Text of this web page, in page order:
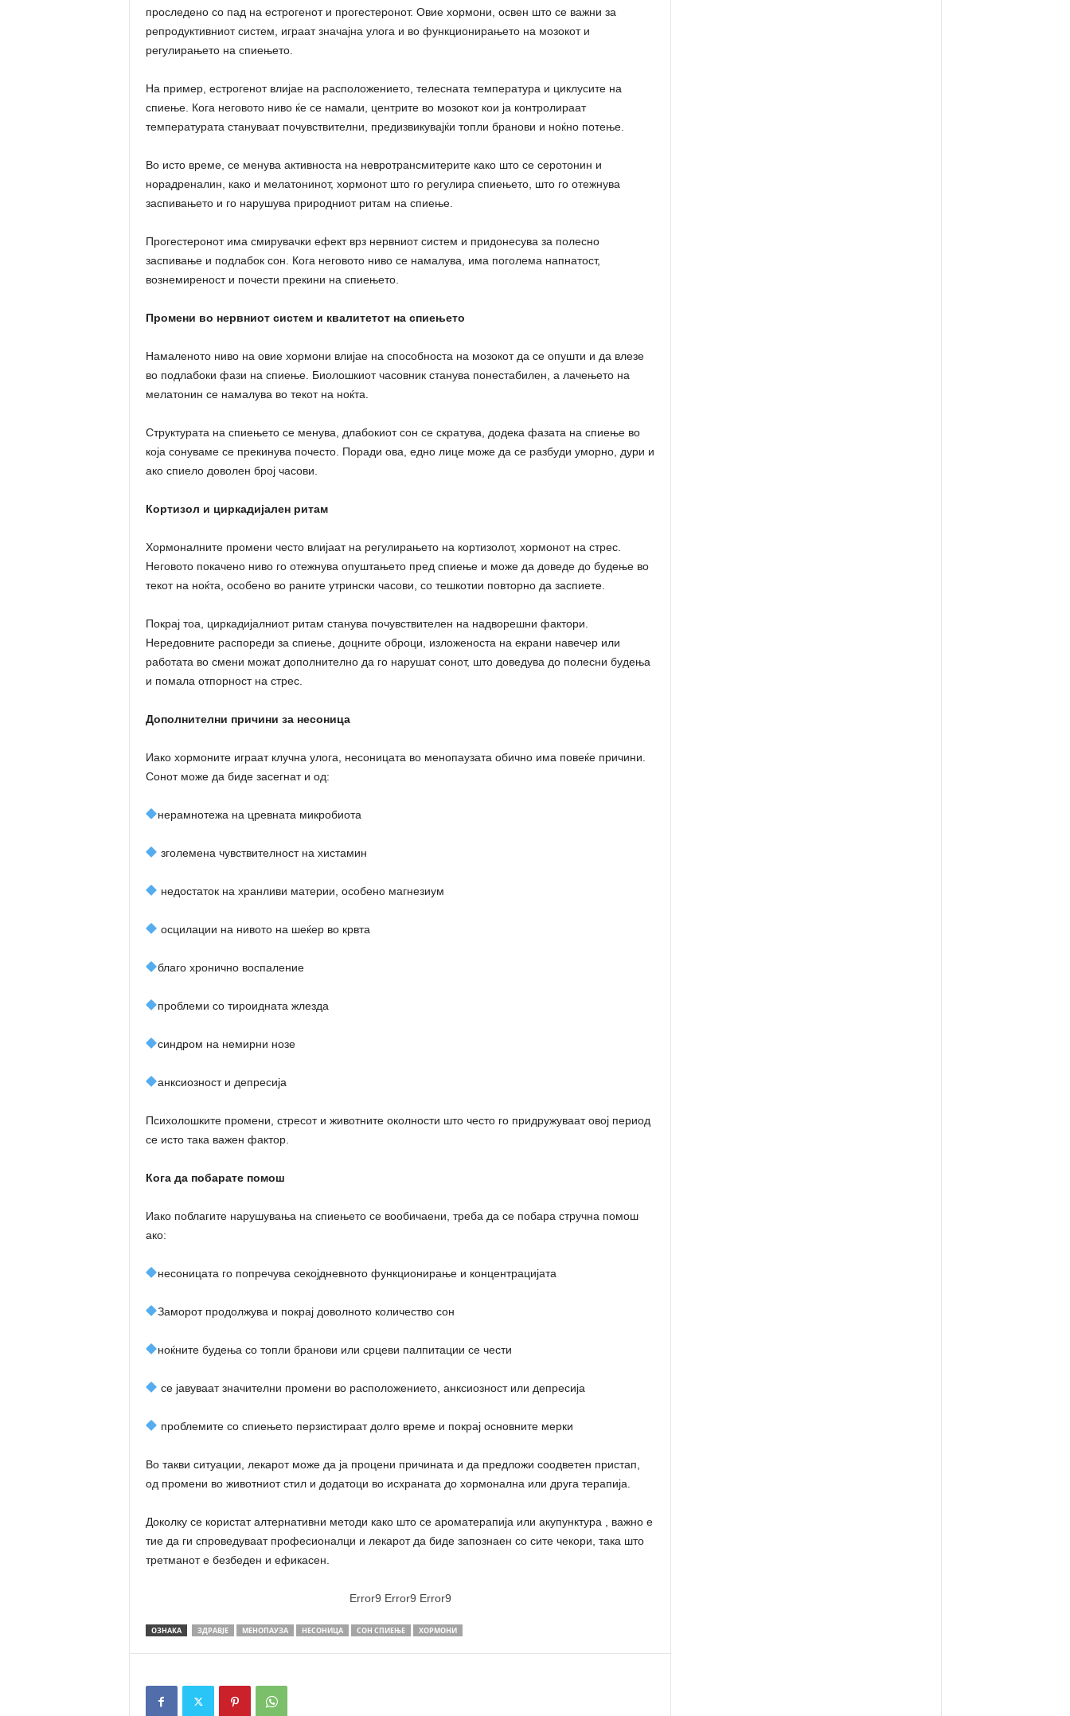
проследено со пад на естрогенот и прогестеронот. Овие хормони, освен што се важни за
репродуктивниот систем, играат значајна улога и во функционирањето на мозокот и
регулирањето на спиењето.
На пример, естрогенот влијае на расположението, телесната температура и циклусите на
спиење. Кога неговото ниво ќе се намали, центрите во мозокот кои ја контролираат
температурата стануваат почувствителни, предизвикувајќи топли бранови и ноќно потење.
Во исто време, се менува активноста на невротрансмитерите како што се серотонин и
норадреналин, како и мелатонинот, хормонот што го регулира спиењето, што го отежнува
заспивањето и го нарушува природниот ритам на спиење.
Прогестеронот има смирувачки ефект врз нервниот систем и придонесува за полесно
заспивање и подлабок сон. Кога неговото ниво се намалува, има поголема напнатост,
вознемиреност и почести прекини на спиењето.
Промени во нервниот систем и квалитетот на спиењето
Намаленото ниво на овие хормони влијае на способноста на мозокот да се опушти и да влезе
во подлабоки фази на спиење. Биолошкиот часовник станува понестабилен, а лачењето на
мелатонин се намалува во текот на ноќта.
Структурата на спиењето се менува, длабокиот сон се скратува, додека фазата на спиење во
која сонуваме се прекинува почесто. Поради ова, едно лице може да се разбуди уморно, дури и
ако спиело доволен број часови.
Кортизол и циркадијален ритам
Хормоналните промени често влијаат на регулирањето на кортизолот, хормонот на стрес.
Неговото покачено ниво го отежнува опуштањето пред спиење и може да доведе до будење во
текот на ноќта, особено во раните утрински часови, со тешкотии повторно да заспиете.
Покрај тоа, циркадијалниот ритам станува почувствителен на надворешни фактори.
Нередовните распореди за спиење, доцните оброци, изложеноста на екрани навечер или
работата во смени можат дополнително да го нарушат сонот, што доведува до полесни будења
и помала отпорност на стрес.
Дополнителни причини за несоница
Иако хормоните играат клучна улога, несоницата во менопаузата обично има повеќе причини.
Сонот може да биде засегнат и од:
нерамнотежа на цревната микробиота
зголемена чувствителност на хистамин
недостаток на хранливи материи, особено магнезиум
осцилации на нивото на шеќер во крвта
благо хронично воспаление
проблеми со тироидната жлезда
синдром на немирни нозе
анксиозност и депресија
Психолошките промени, стресот и животните околности што често го придружуваат овој период
се исто така важен фактор.
Кога да побарате помош
Иако поблагите нарушувања на спиењето се вообичаени, треба да се побара стручна помош
ако:
несоницата го попречува секојдневното функционирање и концентрацијата
Заморот продолжува и покрај доволното количество сон
ноќните будења со топли бранови или срцеви палпитации се чести
се јавуваат значителни промени во расположението, анксиозност или депресија
проблемите со спиењето перзистираат долго време и покрај основните мерки
Во такви ситуации, лекарот може да ја процени причината и да предложи соодветен пристап,
од промени во животниот стил и додатоци во исхраната до хормонална или друга терапија.
Доколку се користат алтернативни методи како што се ароматерапија или акупунктура , важно е
тие да ги спроведуваат професионалци и лекарот да биде запознаен со сите чекори, така што
третманот е безбеден и ефикасен.
Error9 Error9 Error9
ОЗНАКА ЗДРАВЈЕ МЕНОПАУЗА НЕСОНИЦА СОН СПИЕЊЕ ХОРМОНИ